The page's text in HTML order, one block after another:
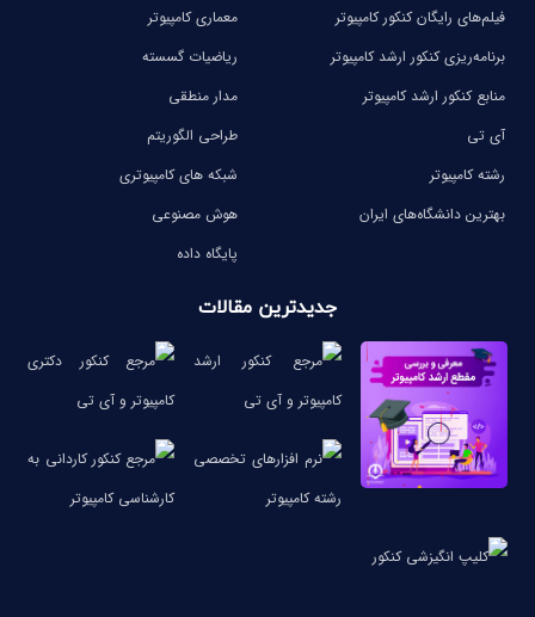
فیلم‌های رایگان کنکور کامپیوتر
برنامه‌ریزی کنکور ارشد کامپیوتر
منابع کنکور ارشد کامپیوتر
آی تی
رشته کامپیوتر
بهترین دانشگاه‌های ایران
معماری کامپیوتر
ریاضیات گسسته
مدار منطقی
طراحی الگوریتم
شبکه های کامپیوتری
هوش مصنوعی
پایگاه داده
جدیدترین مقالات